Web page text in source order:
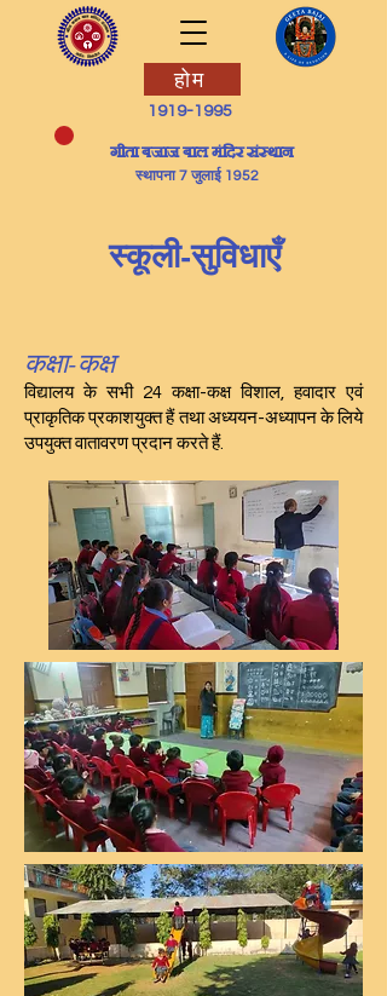
होम
1919-1995
​गीता बजाज बाल मंदिर संस्थान
स्थापना 7 जुलाई 1952
स्कूली-सुविधाएँ
कक्षा-कक्ष
विद्यालय के सभी 24 कक्षा-कक्ष विशाल, हवादार एवं
प्राकृतिक प्रकाशयुक्त हैं तथा अध्ययन-अध्यापन के लिये
उपयुक्त वातावरण प्रदान करते हैं.